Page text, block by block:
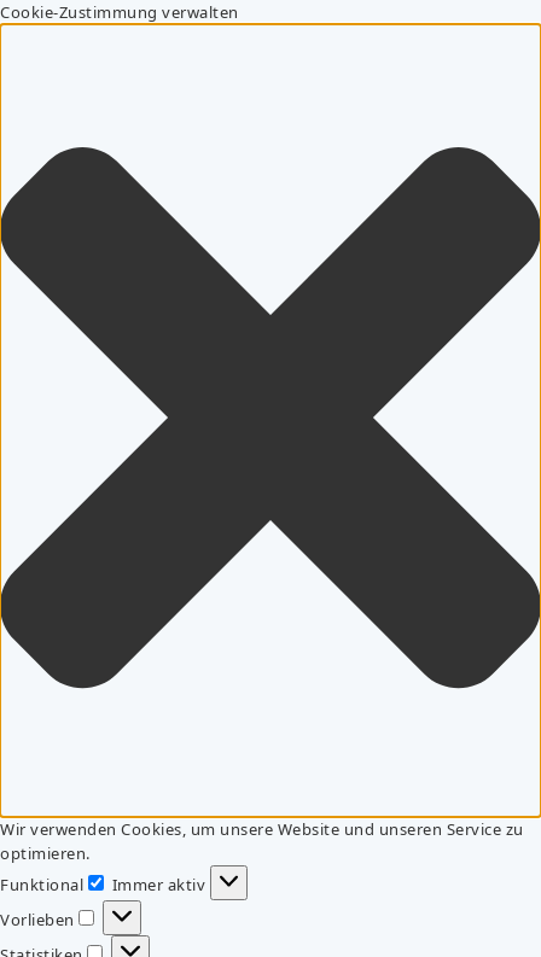
Cookie-Zustimmung verwalten
Wir verwenden Cookies, um unsere Website und unseren Service zu
optimieren.
Funktional
Funktional
Immer aktiv
Vorlieben
Vorlieben